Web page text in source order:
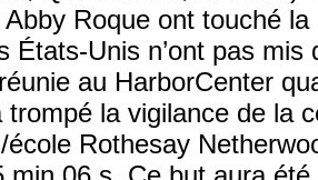
Roque ont touché
États-Unis n’ont pas
au HarborCenter
trompé la vigilance de la
Rothesay